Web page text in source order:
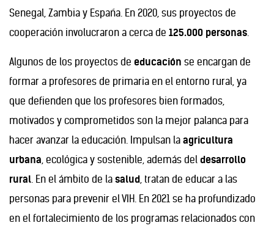
Senegal, Zambia y España. En 2020, sus proyectos de
cooperación involucraron a cerca de 125.000 personas.
Algunos de los proyectos de educación se encargan de
formar a profesores de primaria en el entorno rural, ya
que defienden que los profesores bien formados,
motivados y comprometidos son la mejor palanca para
hacer avanzar la educación. Impulsan la agricultura
urbana, ecológica y sostenible, además del desarrollo
rural. En el ámbito de la salud, tratan de educar a las
personas para prevenir el VIH. En 2021 se ha profundizado
en el fortalecimiento de los programas relacionados con